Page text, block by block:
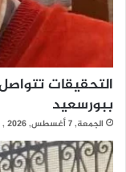
التحقيقات
ببورسعيد
الجمعة, 7 أغسطس, 2026 , 9:03 م